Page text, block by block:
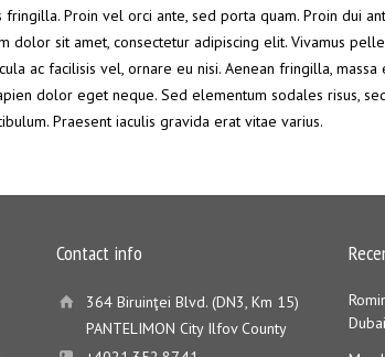
Proin vel orci ante, sed porta quam. Proin dui
dolor sit amet, consectetur adipiscing elit. Vivamus
ac facilisis vel, ornare eu nisi. Aenean fringilla,
dolor eget neque. Sed elementum sodales risus,
Praesent iaculis gravida erat vitae varius.
Contact info
364 Biruinţei Blvd. (DN3, Km 15)
PANTELIMON City Ilfov County